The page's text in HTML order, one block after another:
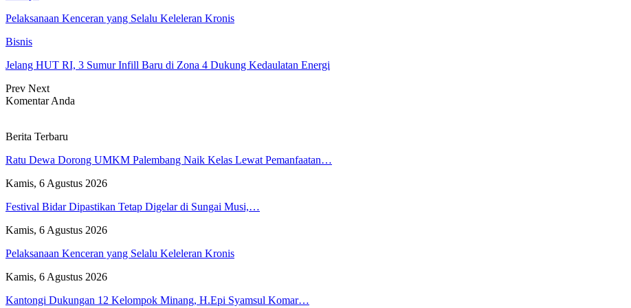
Pelaksanaan Kenceran yang Selalu Keleleran Kronis
Bisnis
Jelang HUT RI, 3 Sumur Infill Baru di Zona 4 Dukung Kedaulatan Energi
Prev Next
Komentar Anda
Berita Terbaru
Ratu Dewa Dorong UMKM Palembang Naik Kelas Lewat Pemanfaatan…
Kamis, 6 Agustus 2026
Festival Bidar Dipastikan Tetap Digelar di Sungai Musi,…
Kamis, 6 Agustus 2026
Pelaksanaan Kenceran yang Selalu Keleleran Kronis
Kamis, 6 Agustus 2026
Kantongi Dukungan 12 Kelompok Minang, H.Epi Syamsul Komar…